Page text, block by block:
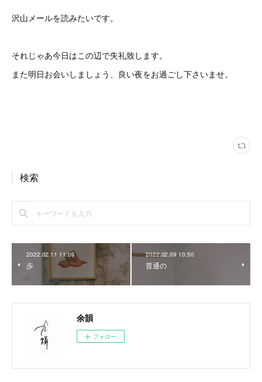
沢山メールを読みたいです。
それじゃあ今日はこの辺で失礼致します。
また明日お会いしましょう、良い夜をお過ごし下さいませ。
検索
2022.02.11 11:09
歩
2022.02.09 10:50
普通の
余韻
フォロー